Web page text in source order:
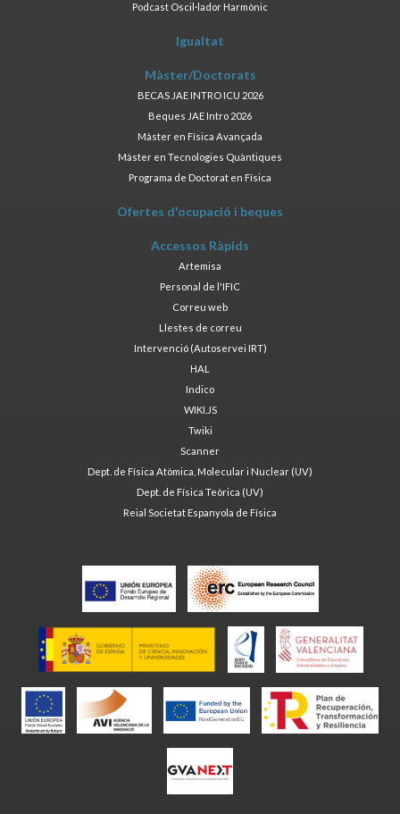
Podcast Oscil·lador Harmònic
Igualtat
Màster/Doctorats
BECAS JAE INTRO ICU 2026
Beques JAE Intro 2026
Màster en Física Avançada
Màster en Tecnologies Quàntiques
Programa de Doctorat en Física
Ofertes d'ocupació i beques
Accessos Ràpids
Artemisa
Personal de l'IFIC
Correu web
Llestes de correu
Intervenció (Autoservei IRT)
HAL
Indico
WIKI.JS
Twiki
Scanner
Dept. de Física Atòmica, Molecular i Nuclear (UV)
Dept. de Física Teòrica (UV)
Reial Societat Espanyola de Física